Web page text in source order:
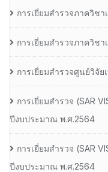
การเยี่ยมสำรวจภาควิช
การเยี่ยมสำรวจภาควิชา
การเยี่ยมสำรวจศูนย์วิจัย
การเยี่ยมสํารวจ (SAR
ปีงบประมาณ พ.ศ.2564
การเยี่ยมสํารวจ (SAR
ปีงบประมาณ พ.ศ.2564